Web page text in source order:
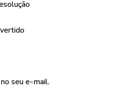
seu e-mail.